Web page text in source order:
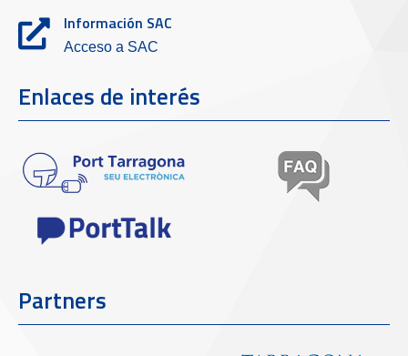
Información SAC
Acceso a SAC
Enlaces de interés
Partners